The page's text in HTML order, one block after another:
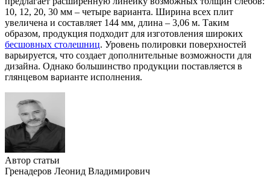
10, 12, 20, 30 мм – четыре варианта. Ширина всех плит
увеличена и составляет 144 мм, длина – 3,06 м. Таким
образом, продукция подходит для изготовления широких
бесшовных столешниц. Уровень полировки поверхностей
варьируется, что создает дополнительные возможности для
дизайна. Однако большинство продукции поставляется в
глянцевом варианте исполнения.
Автор статьи
Гренадеров Леонид Владимирович